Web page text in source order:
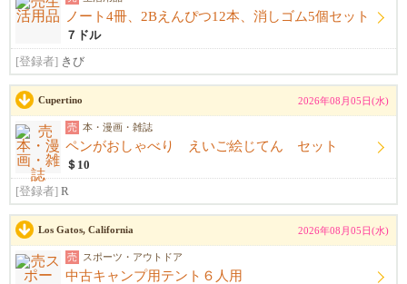
ノート4冊、2Bえんぴつ12本、消しゴム5個セット
７ドル
[登録者] きび
Cupertino 2026年08月05日(水)
売 本・漫画・雑誌
ペンがおしゃべり えいご絵じてん セット
＄10
[登録者] R
Los Gatos, California 2026年08月05日(水)
売 スポーツ・アウトドア
中古キャンプ用テント６人用